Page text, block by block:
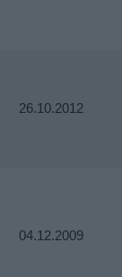
26.10.2012
04.12.2009